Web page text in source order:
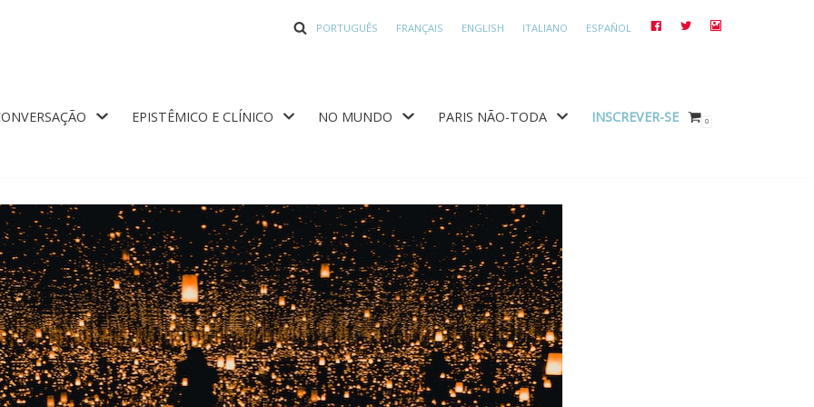
PORTUGUÊS FRANÇAIS ENGLISH ITALIANO ESPAÑOL FACEBOOKTWITTERINSTAGRAM
EPISTÊMICO E CLÍNICO NO MUNDO PARIS NÃO-TODA INSCREVER-SE 0